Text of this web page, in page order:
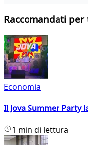
Raccomandati per
Economia
Il Jova Summer Party
1 min di lettura